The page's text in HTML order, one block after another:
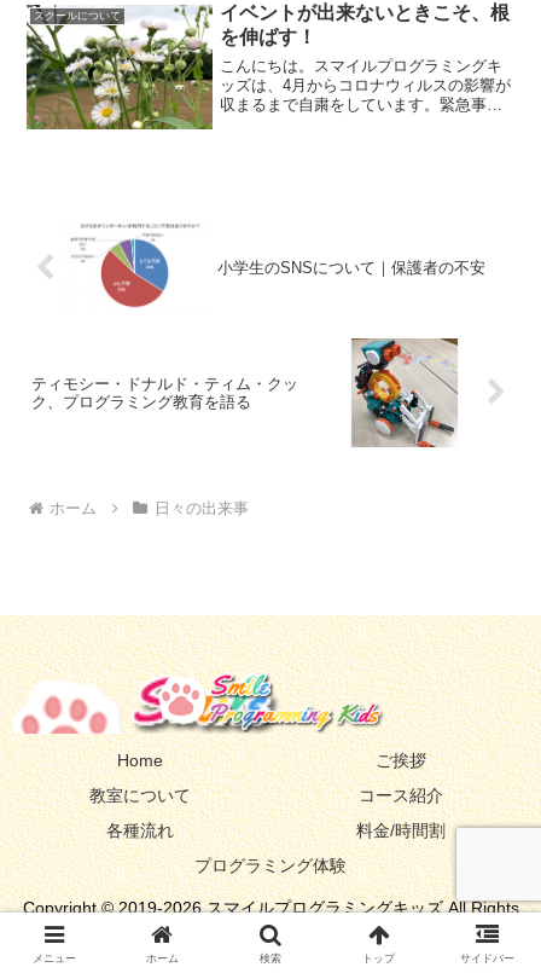
年を過ごすことができま...
スクールについて
イベントが出来ないときこそ、根
を伸ばす！
こんにちは。スマイルプログラミングキ
ッズは、4月からコロナウィルスの影響が
収まるまで自粛をしています。緊急事態
小学生のSNSについて｜保護者の不安
ティモシー・ドナルド・ティム・クッ
ク、プログラミング教育を語る
ホーム 日々の出来事
Home
ご挨拶
教室について
コース紹介
各種流れ
料金/時間割
プログラミング体験
Copyright © 2019-2026 スマイルプログラミングキッズ All Rights
Reserved.
メニュー ホーム 検索 トップ サイドバー